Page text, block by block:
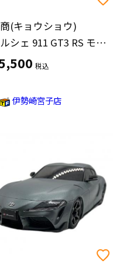
(キョウショウ)
ポルシェ 911 GT3 RS モデルカー
伊勢崎宮子店